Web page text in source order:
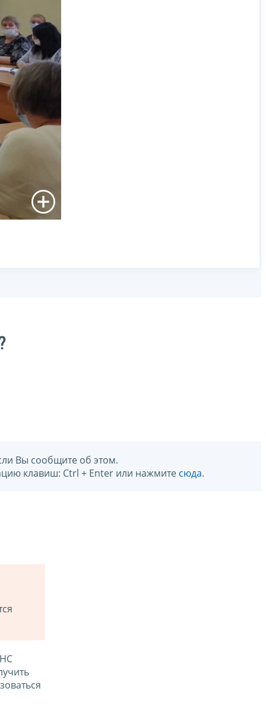
Вы сообщите об этом.
клавиш: Ctrl + Enter или нажмите сюда.